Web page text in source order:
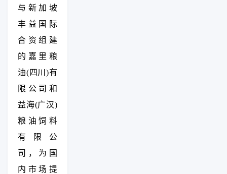
与新加坡
丰益国际
合资组建
的嘉里粮
油(四川)有
限公司和
益海(广汉)
粮油饲料
有限公
司，为国
内市场提